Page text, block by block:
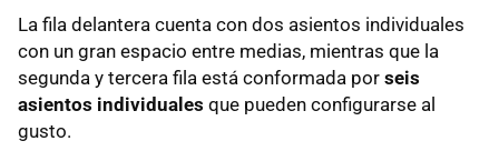
La fila delantera cuenta con dos asientos individuales
con un gran espacio entre medias, mientras que la
segunda y tercera fila está conformada por seis
asientos individuales que pueden configurarse al
gusto.